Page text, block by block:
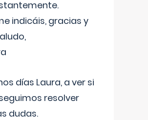
indicáis, gracias y
días Laura, a ver si
resolver
dudas.